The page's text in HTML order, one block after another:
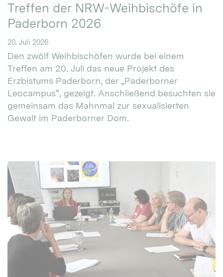
Treffen der NRW-Weihbischöfe in
Paderborn 2026
20. Juli 2026
Den zwölf Weihbischöfen wurde bei einem
Treffen am 20. Juli das neue Projekt des
Erzbistums Paderborn, der „Paderborner
Leocampus“, gezeigt. Anschließend besuchten sie
gemeinsam das Mahnmal zur sexualisierten
Gewalt im Paderborner Dom.